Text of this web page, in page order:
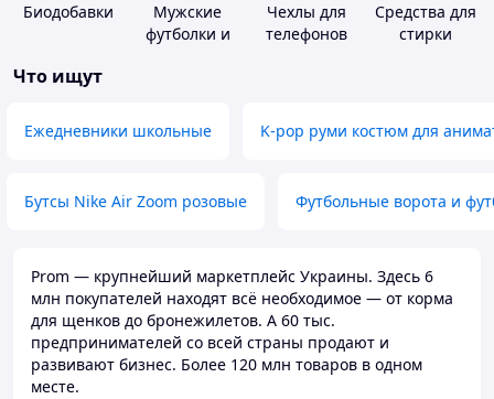
Биодобавки
Мужские
футболки и
Чехлы для
телефонов
Средства для
стирки
Что ищут
Ежедневники школьные K-pop руми костюм для
Бутсы Nike Air Zoom розовые Футбольные ворота и
Prom — крупнейший маркетплейс Украины. Здесь 6
млн покупателей находят всё необходимое — от корма
для щенков до бронежилетов. А 60 тыс.
предпринимателей со всей страны продают и
развивают бизнес. Более 120 млн товаров в одном
месте.